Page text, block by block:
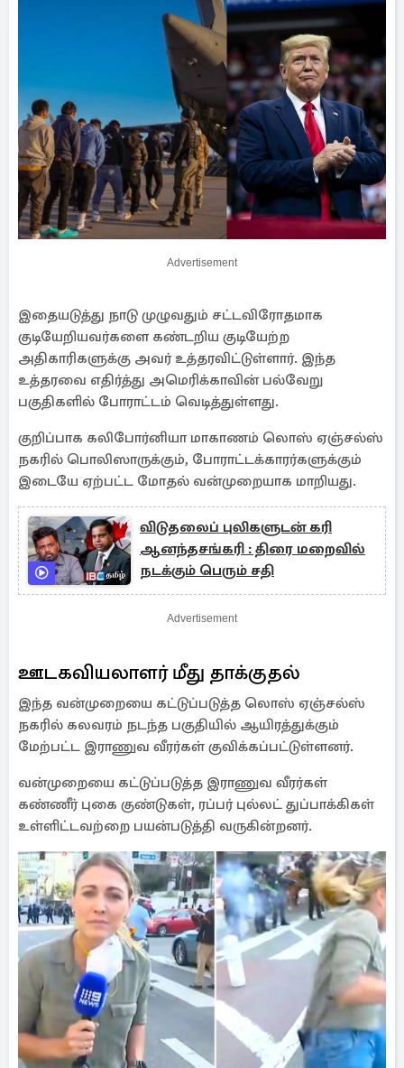
Advertisement
இதையடுத்து நாடு முழுவதும் சட்டவிரோதமாக
குடியேறியவர்களை கண்டறிய குடியேற்ற
அதிகாரிகளுக்கு அவர் உத்தரவிட்டுள்ளார். இந்த
உத்தரவை எதிர்த்து அமெரிக்காவின் பல்வேறு
பகுதிகளில் போராட்டம் வெடித்துள்ளது.
குறிப்பாக கலிபோர்னியா மாகாணம் லொஸ் ஏஞ்சல்ஸ்
நகரில் பொலிஸாருக்கும், போராட்டக்காரர்களுக்கும்
இடையே ஏற்பட்ட மோதல் வன்முறையாக மாறியது.
விடுதலைப் புலிகளுடன் கரி
ஆனந்தசங்கரி : திரை மறைவில்
நடக்கும் பெரும் சதி
Advertisement
ஊடகவியலாளர் மீது தாக்குதல்
இந்த வன்முறையை கட்டுப்படுத்த லொஸ் ஏஞ்சல்ஸ்
நகரில் கலவரம் நடந்த பகுதியில் ஆயிரத்துக்கும்
மேற்பட்ட இராணுவ வீரர்கள் குவிக்கப்பட்டுள்ளனர்.
வன்முறையை கட்டுப்படுத்த இராணுவ வீரர்கள்
கண்ணீர் புகை குண்டுகள், ரப்பர் புல்லட் துப்பாக்கிகள்
உள்ளிட்டவற்றை பயன்படுத்தி வருகின்றனர்.